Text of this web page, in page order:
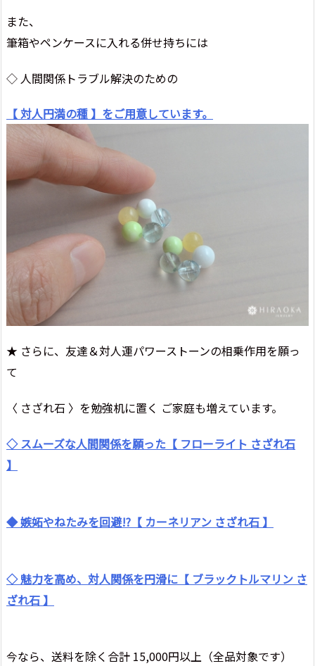
また、
筆箱やペンケースに入れる併せ持ちには
◇ 人間関係トラブル解決のための
【 対人円満の種 】をご用意しています。
★ さらに、友達＆対人運パワーストーンの相乗作用を願っ
て
〈 さざれ石 〉を勉強机に置く ご家庭も増えています。
◇ スムーズな人間関係を願った【 フローライト さざれ石
】
◆ 嫉妬やねたみを回避!?【 カーネリアン さざれ石 】
◇ 魅力を高め、対人関係を円滑に【 ブラックトルマリン さ
ざれ石 】
今なら、送料を除く合計 15,000円以上（全品対象です）